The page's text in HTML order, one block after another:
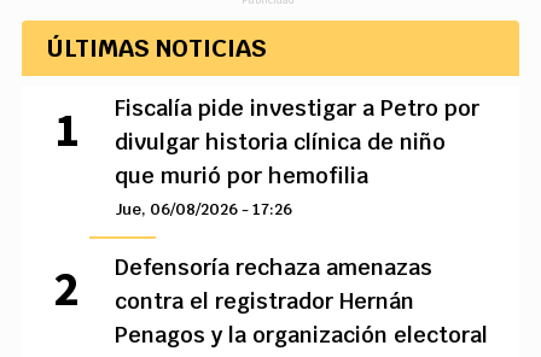
ÚLTIMAS NOTICIAS
Fiscalía pide investigar a Petro por
divulgar historia clínica de niño
que murió por hemofilia
Jue, 06/08/2026 - 17:26
Defensoría rechaza amenazas
contra el registrador Hernán
Penagos y la organización electoral